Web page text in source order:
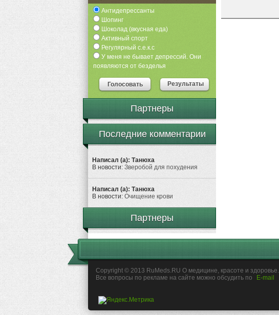
Антидепрессанты
Шопинг
Шоколад (вкусная еда)
Активный спорт
Регулярный с.е.к.с
У меня не бывает депрессий. Они
появляются от безделья
Голосовать Результаты
Партнеры
Последние комментарии
Написал (а): Танюха
В новости: Зверобой для похудения
Написал (а): Танюха
В новости: Очищение крови
Партнеры
Copyright © 2013 RuMeds.RU О медицине, красоте и здоровье.
Все вопросы по рекламе на сайте можно обсудить по
E-mail